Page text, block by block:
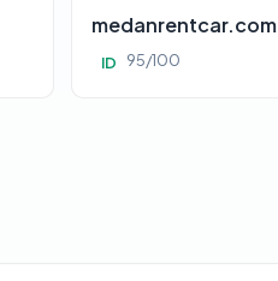
medanrentcar.com
ID 95/100